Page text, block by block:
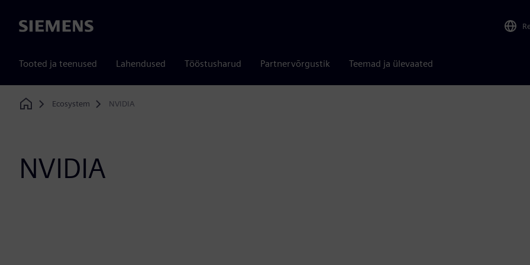
Siemens
Tooted ja teenused Lahendused Tööstusharud Partnervõrgustik Teemad ja ülevaated
Home
Ecosystem NVIDIA
NVIDIA